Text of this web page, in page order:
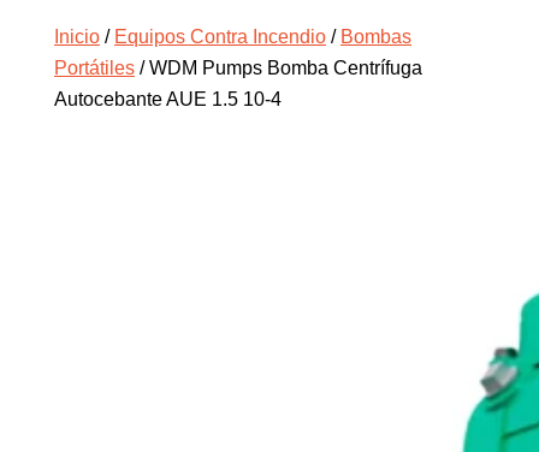
Inicio / Equipos Contra Incendio / Bombas
Portátiles / WDM Pumps Bomba Centrífuga
Autocebante AUE 1.5 10-4